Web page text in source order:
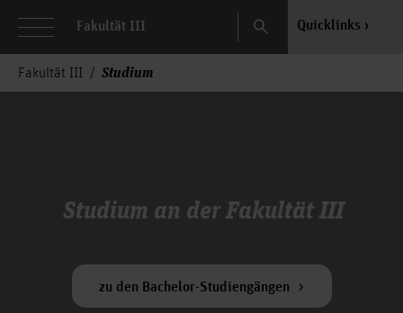
Fakultät III Search Quicklinks
Fakultät III Studium
Studium an der Fakultät III
zu den Bachelor-Studiengängen